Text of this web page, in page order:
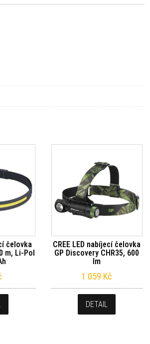
čelovka
m, Li-Pol
CREE LED nabíjecí čelovka
GP Discovery CHR35, 600
lm
1 059 Kč
DETAIL